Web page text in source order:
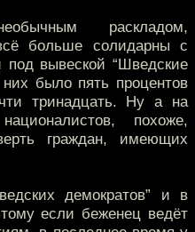
раскладом,
больше солидарны с
вывеской “Шведские
было пять процентов
тринадцать. Ну а на
похоже,
граждан, имеющих
демократов” и в
если беженец ведёт